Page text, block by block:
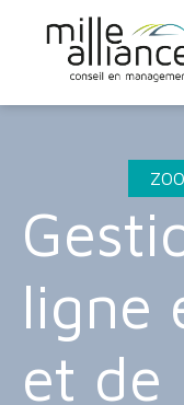
ligne
et de